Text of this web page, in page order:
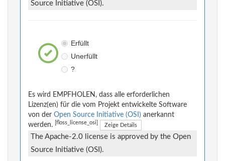
Source Initiative (OSI).
Erfüllt
Unerfüllt
?
Es wird EMPFHOLEN, dass alle erforderlichen
Lizenz(en) für die vom Projekt entwickelte Software
von der Open Source Initiative (OSI) anerkannt
werden.
[floss_license_osi] Zeige Details
The Apache-2.0 license is approved by the Open
Source Initiative (OSI).